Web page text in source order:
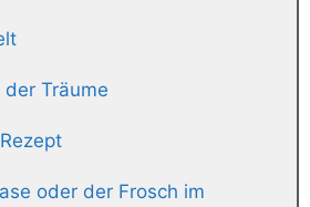
Träume
oder der Frosch im